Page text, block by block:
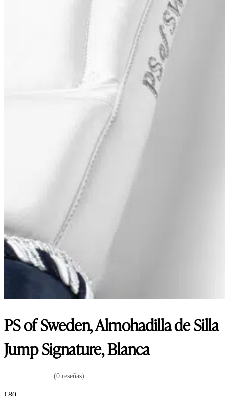
PS of Sweden, Almohadilla de Silla
Jump Signature, Blanca
(0 reseñas)